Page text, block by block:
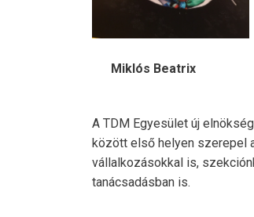
Miklós Beatrix
A TDM Egyesület új
között első helyen szerepel
vállalkozásokkal is,
tanácsadásban is.